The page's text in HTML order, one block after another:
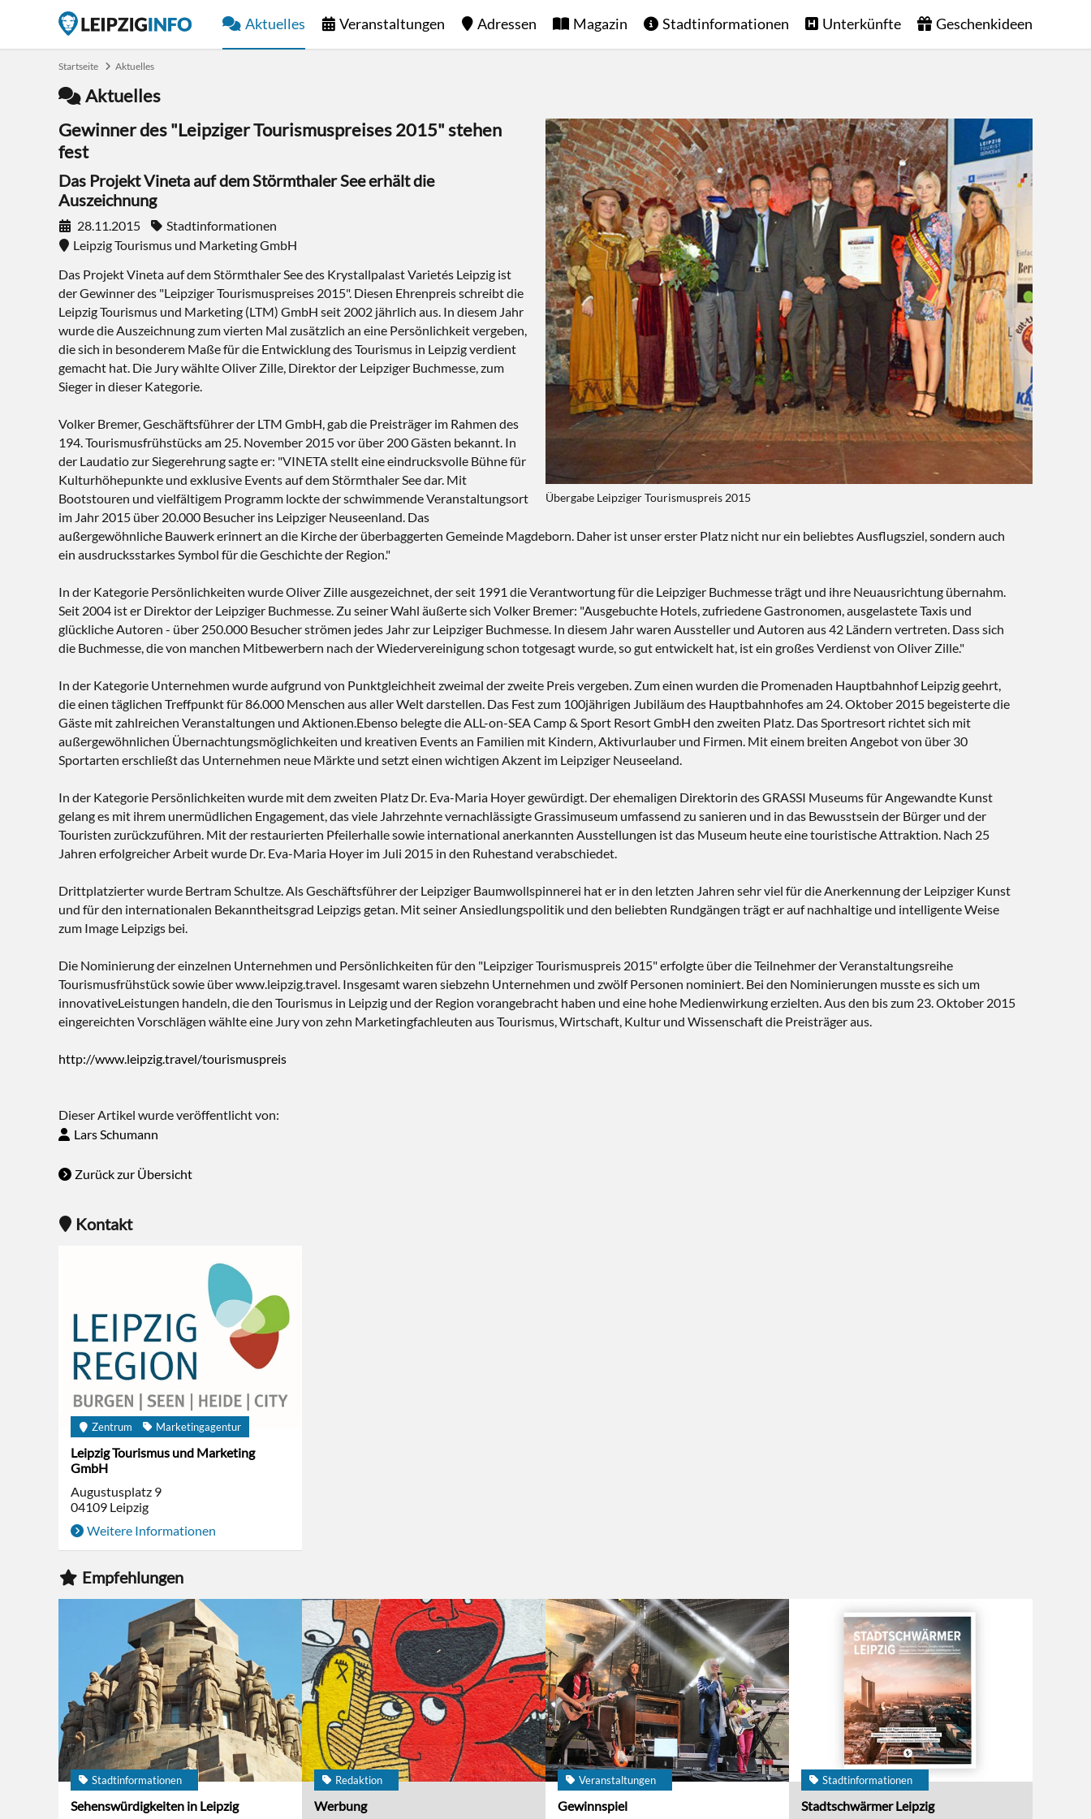
Aktuelles Veranstaltungen Adressen Magazin Stadtinformationen Unterkünfte Geschenkideen
Startseite Aktuelles
Aktuelles
Übergabe Leipziger Tourismuspreis 2015
Gewinner des "Leipziger Tourismuspreises 2015" stehen
fest
Das Projekt Vineta auf dem Störmthaler See erhält die
Auszeichnung
28.11.2015
Stadtinformationen
Leipzig Tourismus und Marketing GmbH
Das Projekt Vineta auf dem Störmthaler See des Krystallpalast Varietés Leipzig ist
der Gewinner des "Leipziger Tourismuspreises 2015". Diesen Ehrenpreis schreibt die
Leipzig Tourismus und Marketing (LTM) GmbH seit 2002 jährlich aus. In diesem Jahr
wurde die Auszeichnung zum vierten Mal zusätzlich an eine Persönlichkeit vergeben,
die sich in besonderem Maße für die Entwicklung des Tourismus in Leipzig verdient
gemacht hat. Die Jury wählte Oliver Zille, Direktor der Leipziger Buchmesse, zum
Sieger in dieser Kategorie.
Volker Bremer, Geschäftsführer der LTM GmbH, gab die Preisträger im Rahmen des
194. Tourismusfrühstücks am 25. November 2015 vor über 200 Gästen bekannt. In
der Laudatio zur Siegerehrung sagte er: "VINETA stellt eine eindrucksvolle Bühne für
Kulturhöhepunkte und exklusive Events auf dem Störmthaler See dar. Mit
Bootstouren und vielfältigem Programm lockte der schwimmende Veranstaltungsort
im Jahr 2015 über 20.000 Besucher ins Leipziger Neuseenland. Das
außergewöhnliche Bauwerk erinnert an die Kirche der überbaggerten Gemeinde Magdeborn. Daher ist unser erster Platz nicht nur ein beliebtes Ausflugsziel, sondern auch
ein ausdrucksstarkes Symbol für die Geschichte der Region."
In der Kategorie Persönlichkeiten wurde Oliver Zille ausgezeichnet, der seit 1991 die Verantwortung für die Leipziger Buchmesse trägt und ihre Neuausrichtung übernahm.
Seit 2004 ist er Direktor der Leipziger Buchmesse. Zu seiner Wahl äußerte sich Volker Bremer: "Ausgebuchte Hotels, zufriedene Gastronomen, ausgelastete Taxis und
glückliche Autoren - über 250.000 Besucher strömen jedes Jahr zur Leipziger Buchmesse. In diesem Jahr waren Aussteller und Autoren aus 42 Ländern vertreten. Dass sich
die Buchmesse, die von manchen Mitbewerbern nach der Wiedervereinigung schon totgesagt wurde, so gut entwickelt hat, ist ein großes Verdienst von Oliver Zille."
In der Kategorie Unternehmen wurde aufgrund von Punktgleichheit zweimal der zweite Preis vergeben. Zum einen wurden die Promenaden Hauptbahnhof Leipzig geehrt,
die einen täglichen Treffpunkt für 86.000 Menschen aus aller Welt darstellen. Das Fest zum 100jährigen Jubiläum des Hauptbahnhofes am 24. Oktober 2015 begeisterte die
Gäste mit zahlreichen Veranstaltungen und Aktionen.Ebenso belegte die ALL-on-SEA Camp & Sport Resort GmbH den zweiten Platz. Das Sportresort richtet sich mit
außergewöhnlichen Übernachtungsmöglichkeiten und kreativen Events an Familien mit Kindern, Aktivurlauber und Firmen. Mit einem breiten Angebot von über 30
Sportarten erschließt das Unternehmen neue Märkte und setzt einen wichtigen Akzent im Leipziger Neuseeland.
In der Kategorie Persönlichkeiten wurde mit dem zweiten Platz Dr. Eva-Maria Hoyer gewürdigt. Der ehemaligen Direktorin des GRASSI Museums für Angewandte Kunst
gelang es mit ihrem unermüdlichen Engagement, das viele Jahrzehnte vernachlässigte Grassimuseum umfassend zu sanieren und in das Bewusstsein der Bürger und der
Touristen zurückzuführen. Mit der restaurierten Pfeilerhalle sowie international anerkannten Ausstellungen ist das Museum heute eine touristische Attraktion. Nach 25
Jahren erfolgreicher Arbeit wurde Dr. Eva-Maria Hoyer im Juli 2015 in den Ruhestand verabschiedet.
Drittplatzierter wurde Bertram Schultze. Als Geschäftsführer der Leipziger Baumwollspinnerei hat er in den letzten Jahren sehr viel für die Anerkennung der Leipziger Kunst
und für den internationalen Bekanntheitsgrad Leipzigs getan. Mit seiner Ansiedlungspolitik und den beliebten Rundgängen trägt er auf nachhaltige und intelligente Weise
zum Image Leipzigs bei.
Die Nominierung der einzelnen Unternehmen und Persönlichkeiten für den "Leipziger Tourismuspreis 2015" erfolgte über die Teilnehmer der Veranstaltungsreihe
Tourismusfrühstück sowie über www.leipzig.travel. Insgesamt waren siebzehn Unternehmen und zwölf Personen nominiert. Bei den Nominierungen musste es sich um
innovativeLeistungen handeln, die den Tourismus in Leipzig und der Region vorangebracht haben und eine hohe Medienwirkung erzielten. Aus den bis zum 23. Oktober 2015
eingereichten Vorschlägen wählte eine Jury von zehn Marketingfachleuten aus Tourismus, Wirtschaft, Kultur und Wissenschaft die Preisträger aus.
http://www.leipzig.travel/tourismuspreis
Dieser Artikel wurde veröffentlicht von:
Lars Schumann
Zurück zur Übersicht
Kontakt
Zentrum Marketingagentur
Leipzig Tourismus und Marketing
GmbH
Augustusplatz 9
04109 Leipzig
Weitere Informationen
Empfehlungen
Stadtinformationen
Sehenswürdigkeiten in Leipzig
Redaktion
Werbung
Veranstaltungen
Gewinnspiel
Stadtinformationen
Stadtschwärmer Leipzig